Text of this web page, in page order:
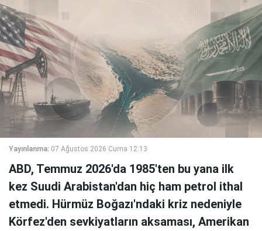
Yayınlanma: 07 Ağustos 2026 Cuma 12:13
ABD, Temmuz 2026'da 1985'ten bu yana ilk
kez Suudi Arabistan'dan hiç ham petrol ithal
etmedi. Hürmüz Boğazı'ndaki kriz nedeniyle
Körfez'den sevkiyatların aksaması, Amerikan